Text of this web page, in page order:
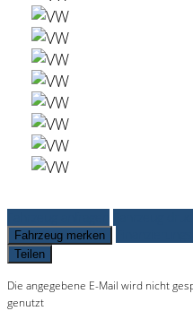
Fahrzeug merken
Teilen
Die angegebene E-Mail wird nicht
genutzt